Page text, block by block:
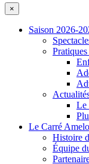
×
Saison 2026-
Le
Le Carré
Histoire
Équipe